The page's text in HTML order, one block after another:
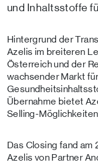
und Inhaltsstoffe
Hintergrund der
Azelis im breiteren
Österreich und der
wachsender Markt
Übernahme bietet
Selling-
Das Closing fand
Azelis von Partner